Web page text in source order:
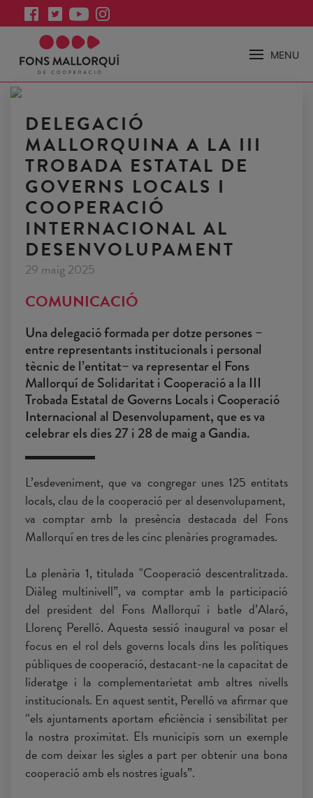
MENU
DELEGACIÓ
MALLORQUINA A LA III
TROBADA ESTATAL DE
GOVERNS LOCALS I
COOPERACIÓ
INTERNACIONAL AL
DESENVOLUPAMENT
29 maig 2025
COMUNICACIÓ
Una delegació formada per dotze persones –
entre representants institucionals i personal
tècnic de l’entitat– va representar el Fons
Mallorquí de Solidaritat i Cooperació a la III
Trobada Estatal de Governs Locals i Cooperació
Internacional al Desenvolupament, que es va
celebrar els dies 27 i 28 de maig a Gandia.
L’esdeveniment, que va congregar unes 125 entitats
locals, clau de la cooperació per al desenvolupament,
va comptar amb la presència destacada del Fons
Mallorquí en tres de les cinc plenàries programades.
La plenària 1, titulada "Cooperació descentralitzada.
Diàleg multinivell”, va comptar amb la participació
del president del Fons Mallorquí i batle d’Alaró,
Llorenç Perelló. Aquesta sessió inaugural va posar el
focus en el rol dels governs locals dins les polítiques
públiques de cooperació, destacant-ne la capacitat de
lideratge i la complementarietat amb altres nivells
institucionals. En aquest sentit, Perelló va afirmar que
“els ajuntaments aportam eficiència i sensibilitat per
la nostra proximitat. Els municipis som un exemple
de com deixar les sigles a part per obtenir una bona
cooperació amb els nostres iguals”.